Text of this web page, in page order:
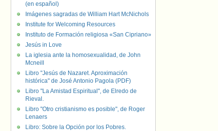
(en español)
Imágenes sagradas de William Hart McNichols
Institute for Welcoming Resources
Instituto de Formación religiosa «San Cipriano»
Jesús in Love
La iglesia ante la homosexualidad, de John
Mcneill
Libro "Jesús de Nazaret. Aproximación
histórica" de José Antonio Pagola (PDF)
Libro "La Amistad Espiritual", de Elredo de
Rieval.
Libro "Otro cristianismo es posible", de Roger
Lenaers
Libro: Sobre la Opción por los Pobres.